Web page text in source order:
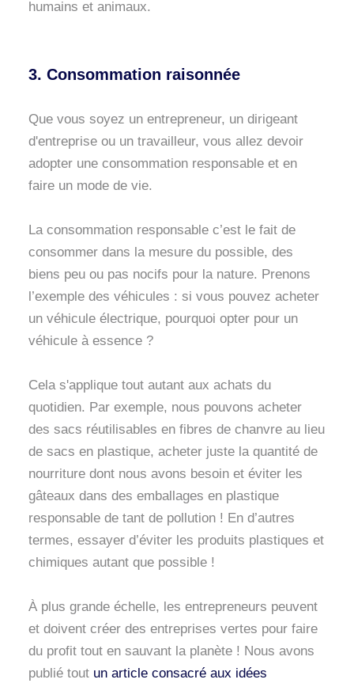
humains et animaux.
3. Consommation raisonnée
Que vous soyez un entrepreneur, un dirigeant
d'entreprise ou un travailleur, vous allez devoir
adopter une consommation responsable et en
faire un mode de vie.
La consommation responsable c’est le fait de
consommer dans la mesure du possible, des
biens peu ou pas nocifs pour la nature. Prenons
l’exemple des véhicules : si vous pouvez acheter
un véhicule électrique, pourquoi opter pour un
véhicule à essence ?
Cela s'applique tout autant aux achats du
quotidien. Par exemple, nous pouvons acheter
des sacs réutilisables en fibres de chanvre au lieu
de sacs en plastique, acheter juste la quantité de
nourriture dont nous avons besoin et éviter les
gâteaux dans des emballages en plastique
responsable de tant de pollution ! En d’autres
termes, essayer d’éviter les produits plastiques et
chimiques autant que possible !
À plus grande échelle, les entrepreneurs peuvent
et doivent créer des entreprises vertes pour faire
du profit tout en sauvant la planète ! Nous avons
publié tout un article consacré aux idées